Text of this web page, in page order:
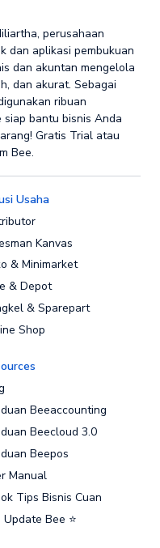
perusahaan
dan aplikasi pembukuan
dan akuntan mengelola
dan akurat. Sebagai
ribuan
siap bantu bisnis Anda
Gratis Trial atau
Bee.
Usaha
Kanvas
& Minimarket
& Depot
& Sparepart
Shop
Beeaccounting
Beecloud 3.0
Beepos
Manual
Tips Bisnis Cuan
Update Bee ⭐